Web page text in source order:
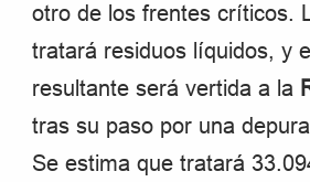
otro de los frentes críticos.
tratará residuos líquidos, y
resultante será vertida a la
tras su paso por una
Se estima que tratará